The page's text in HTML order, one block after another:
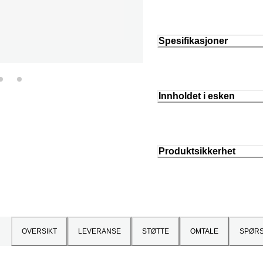
Spesifikasjoner
Innholdet i esken
Produktsikkerhet
OVERSIKT LEVERANSE STØTTE OMTALE